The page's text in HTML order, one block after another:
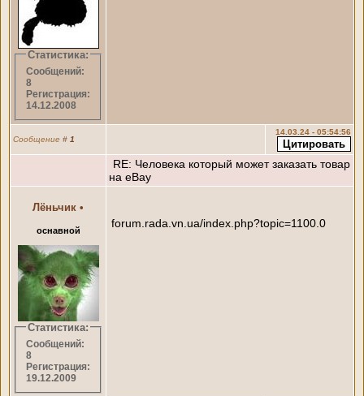
Статистика:
Сообщений:
8
Регистрация:
14.12.2008
Сообщение # 1
14.03.24 - 05:54:56
RE: Человека который может заказать товар
на eBay
Лёньчик •
оснавной
Статистика:
Сообщений:
8
Регистрация:
19.12.2009
forum.rada.vn.ua/index.php?topic=1100.0